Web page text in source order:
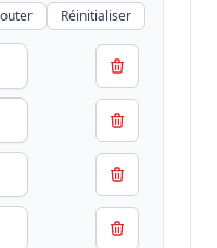
Réinitialiser